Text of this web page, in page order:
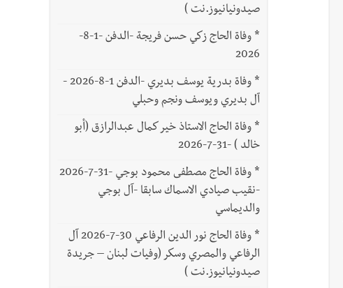
صيدونيانيوز.نت )
*
وفاة الحاج زكي حسن فريجة -الدفن -1-8-
2026
*
وفاة بدرية يوسف بديري -الدفن 1-8-2026 -
آل بديري ويوسف ونجم وحبلي
* وفاة الحاج الاستاذ خير كمال عبدالرازق (أبو
خالد ) -31-7-2026
*
وفاة الحاج مصطفى محمود بوجي -31-7-2026
-نقيب صيادي الاسماك سابقا -آل بوجي
والديماسي
*
وفاة الحاج نور الدين الرفاعي 30-7-2026 آل
الرفاعي والمصري وسكر (وفيات لبنان – جريدة
صيدونيانيوز.نت )